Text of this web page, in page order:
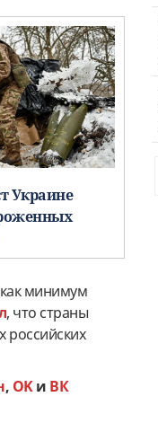
Украине
минимум
, что страны
российских
, OKи ВК